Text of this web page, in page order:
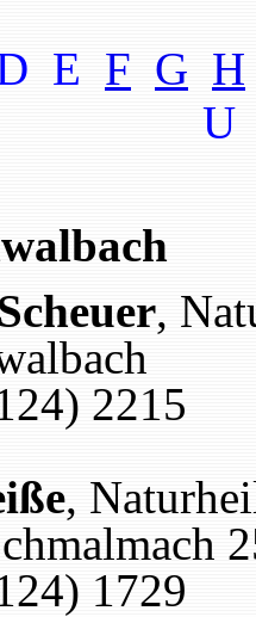
E F G H
U
Scheuer,
2215
,
1729